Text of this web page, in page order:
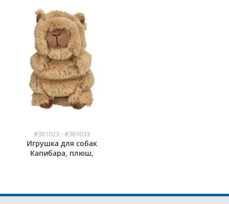
#361023 - #361033
Игрушка для собак
Капибара, плюш,